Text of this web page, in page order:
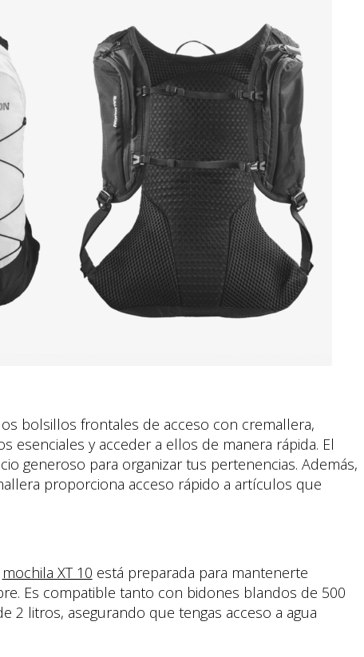
bolsillos frontales de acceso con cremallera,
esenciales y acceder a ellos de manera rápida. El
generoso para organizar tus pertenencias. Además,
proporciona acceso rápido a artículos que
mochila XT 10 está preparada para mantenerte
Es compatible tanto con bidones blandos de 500
2 litros, asegurando que tengas acceso a agua